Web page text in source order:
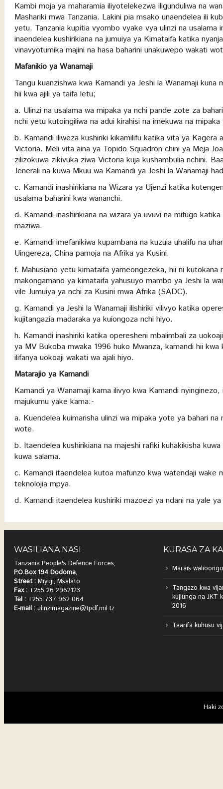
Kambi moja ya maharamia iliyotelekezwa iligunduliwa na
Mashariki mwa Tanzania. Lakini pia msako unaendelea ili
yetu. Tanzania kupitia vyombo vyake vya ulinzi na usalama
inaendelea kushirikiana na jumuiya ya Kimataifa katika
vinavyotumika majini na hasa baharini unakuwepo wakati
Mafanikio ya Wanamaji
Tangu kuanzishwa kwa Kamandi ya Jeshi la Wanamaji
hii kwa ajili ya taifa letu;
a. Ulinzi na usalama wa mipaka ya nchi pande zote za
nchi yetu kutoingiliwa na adui kirahisi na imekuwa na
b. Kamandi iliweza kushiriki kikamilifu katika vita ya
Victoria. Meli vita aina ya Topido Squadron chini ya Meja
zilizokuwa zikivuka ziwa Victoria kuja kushambulia nchini.
Jenerali na kuwa Mkuu wa Kamandi ya Jeshi la Wanamaji
c. Kamandi inashirikiana na Wizara ya Ujenzi katika
usalama baharini kwa wananchi.
d. Kamandi inashirikiana na wizara ya uvuvi na mifugo
maziwa.
e. Kamandi imefanikiwa kupambana na kuzuia uhalifu na
Uingereza, China pamoja na Afrika ya Kusini.
f. Mahusiano yetu kimataifa yameongezeka, hii ni
makongamano ya kimataifa yahusuyo mambo ya Jeshi la
vile Jumuiya ya nchi za Kusini mwa Afrika (SADC).
g. Kamandi ya Jeshi la Wanamaji ilishiriki vilivyo katika
kujitangazia madaraka ya kuiongoza nchi hiyo.
h. Kamandi inashiriki katika operesheni mbalimbali za
ya MV Bukoba mwaka 1996 huko Mwanza, kamandi hii
ilifanya uokoaji wakati wa ajali hiyo.
Matarajio ya Kamandi
Kamandi ya Wanamaji kama ilivyo kwa Kamandi
majukumu yake kama:-
a. Kuendelea kuimarisha ulinzi wa mipaka yote ya bahari
wote.
b. Itaendelea kushirikiana na majeshi rafiki kuhakikisha
kuwa salama.
c. Kamandi itaendelea kutoa mafunzo kwa watendaji wake
teknolojia mpya.
d. Kamandi itaendelea kushiriki mazoezi ya ndani na yale
WASILIANA NASI
Tanzania People's Defence Forces,
P.O.Box 194 Dodoma,
Street : Miyuji, Msalato
Fax : +255 26 2962123
Tel : +255 737 962 064
E-mail : ulinzimagazine@tpdf.mil.tz
KURASA ZA
Marais
Tangazo kwa
kujiunga na JKT
2016
Taarifa kuhusu
Haki